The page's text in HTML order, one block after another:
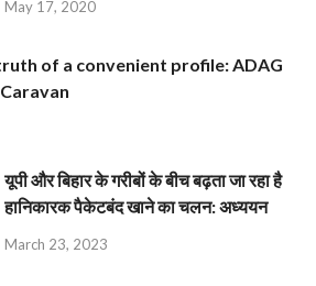
May 17, 2020
of a convenient profile: ADAG
यूपी और बिहार के गरीबों के बीच बढ़ता जा रहा है
हानिकारक पैकेटबंद खाने का चलन: अध्ययन
March 23, 2023